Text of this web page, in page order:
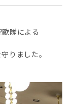
隊による
りました。